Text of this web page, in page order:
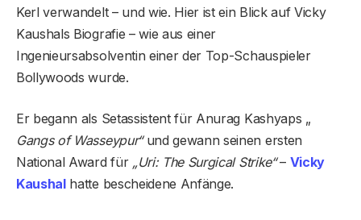
Kerl verwandelt – und wie. Hier ist ein Blick auf Vicky
Kaushals Biografie – wie aus einer
Ingenieursabsolventin einer der Top-Schauspieler
Bollywoods wurde.
Er begann als Setassistent für Anurag Kashyaps „
Gangs of Wasseypur“und gewann seinen ersten
National Award für „Uri: The Surgical Strike“– Vicky
Kaushalhatte bescheidene Anfänge.